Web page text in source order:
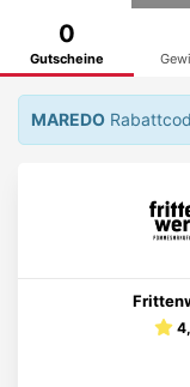
0
Gutscheine
MAREDO